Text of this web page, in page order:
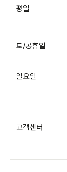
평일
토/공휴일
일요일
고객센터